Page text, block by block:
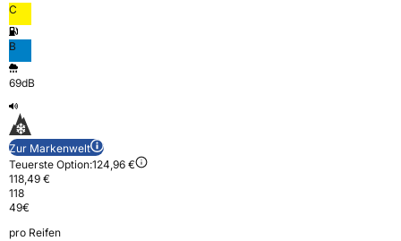
C
B
69dB
Zur Markenwelt
Teuerste Option:124,96 €
118,49 €
118
49€
pro Reifen